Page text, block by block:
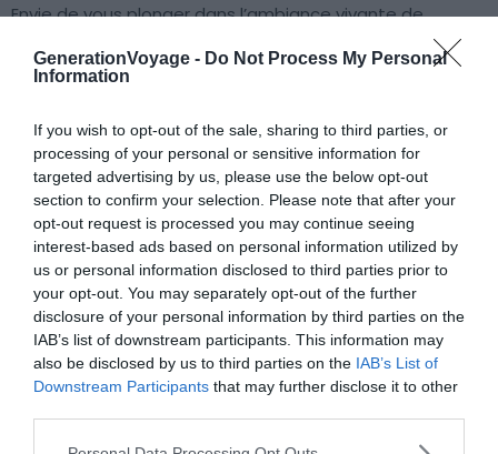
GenerationVoyage - Do Not Process My Personal
Information
If you wish to opt-out of the sale, sharing to third parties, or
processing of your personal or sensitive information for
targeted advertising by us, please use the below opt-out
section to confirm your selection. Please note that after your
opt-out request is processed you may continue seeing
interest-based ads based on personal information utilized by
us or personal information disclosed to third parties prior to
your opt-out. You may separately opt-out of the further
disclosure of your personal information by third parties on the
IAB’s list of downstream participants. This information may
also be disclosed by us to third parties on the IAB’s List of
Downstream Participants that may further disclose it to other
Envie de vous plonger dans l’ambiance vivante de
historique dePalma de Mallorca , la capitale de l’île, est
ancienne savonnerie du XVIe siècle rénové qui propose
une décoration de type scandinave. Un mélange
étonnant sur le papier, mais qui marche à merveille !
Ainsi, cette bâtisse design plaira aux amateurs
d’architecture et d’histoire. En plus, vous pourrez
facilement découvrir les merveilles de la ville et goûtez à
l’effervescence locale, tout en logeant dans un endroit
calme. Profitez aussi de l’ambiance du bar de l’hôtel,
fréquenté par les locaux, pour déguster un cocktail et
des tapas dans une atmosphère résolument